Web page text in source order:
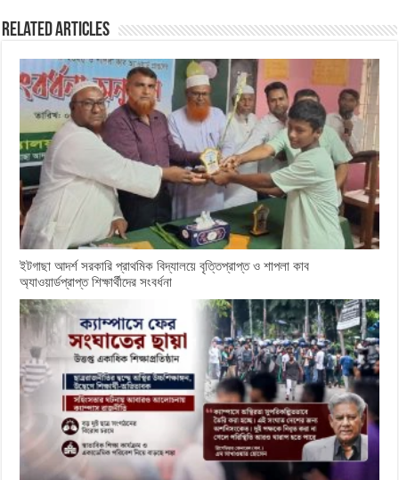
Related Articles
ইটগাছা আদর্শ সরকারি প্রাথমিক বিদ্যালয়ে বৃত্তিপ্রাপ্ত ও শাপলা কাব
অ্যাওয়ার্ডপ্রাপ্ত শিক্ষার্থীদের সংবর্ধনা